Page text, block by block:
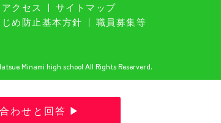
アクセス
サイトマップ
め防止基本方針
職員募集等
わせと回答
Minami high school All Rights Reserverd.